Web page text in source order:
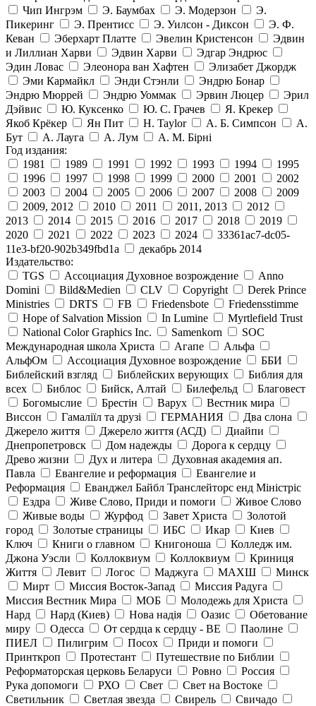
Чип Ингрэм
Э. Баумбах Э. Модерзон
Э.
Пикеринг
Э. Прентисс Э. Уилсон - Диксон
Э. Ф.
Кеван
Эберхарт Платте Эвелин Кристенсон
Эдвин
и Лиллиан Харви
Эдвин Харви
Эдгар Эндрюс
Эдин Ловас
Элеонора ван Хафтен
Элизабет Джордж
Эми Кармайкл
Энди Стэнли
Эндрю Бонар
Эндрю Мюррей
Эндрю Уоммак Эрвин Люцер
Эрил
Дэйвис
Ю. Куксенко Ю. С. Грачев
Я. Крекер
Якоб Крёкер
Ян Пит H. Taylor А. Б. Симпсон
А.
Бут
А. Лауга А. Лум
А. М. Бірні
Год издания:
1981
1989 1991 1992 1993 1994
1995
1996
1997 1998 1999 2000 2001
2002
2003
2004 2005 2006 2007 2008
2009
2009, 2012
2010 2011 2011, 2013
2012
2013
2014 2015 2016 2017 2018
2019
2020
2021 2022 2023 2024
33361ac7-dc05-
11e3-bf20-902b349fbd1a
декабрь 2014
Издательство:
TGS
Ассоциация Духовное возрождение
Anno
Domini
Bild&Medien CLV Copyright
Derek Prince
Ministries
DRTS FB Friedensbote
Friedensstimme
Hope of Salvation Mission
In Lumine
Myrtlefield Trust
National Color Graphics Inc.
Samenkorn
SOC
Международная школа Христа
Агапе
Альфа
АльфОм
Ассоциация Духовное возрождение
ББИ
Библейский взгляд
Библейских верующих
Библия для
всех
Библос Бийск, Алтай Билефельд
Благовест
Богомыслие
Брестін Варух
Вестник мира
Виссон
Гамаліїл та друзі ГЕРМАНИЯ
Два слона
Джерело життя
Джерело життя (АСД)
Диайпи
Днепропетровск
Дом надежды
Дорога к сердцу
Древо жизни
Дух и литера
Духовная академия ап.
Павла
Евангелие и реформация
Евангелие и
Реформация
Еванджел Байбл Транслейторс енд Міністріс
Ездра
Живе Слово, Приди и помоги
Живое Слово
Живые воды
Журфод Завет Христа
Золотой
город
Золотые страницы ИБС Икар
Киев
Ключ
Книги о главном Книгоноша
Колледж им.
Джона Уэсли
Коллоквиум Коллоквиум
Криниця
Життя
Левит Логос Маджуга МАХШ
Минск
Мирт
Миссия Восток-Запад
Миссия Радуга
Миссия Вестник Мира
МОБ
Молодежь для Христа
Нард
Нард (Киев) Нова надія Оазис
Обетование
миру
Одесса От сердца к сердцу - ВЕ
Паолине
ПИЕЛ
Пилигрим Посох
Приди и помоги
Принткроп
Протестант
Путешествие по Библии
Реформаторская церковь Беларуси
Ровно
Россия
Рука допомоги
РХО Свет
Свет на Востоке
Светильник
Светлая звезда Свирель
Свичадо